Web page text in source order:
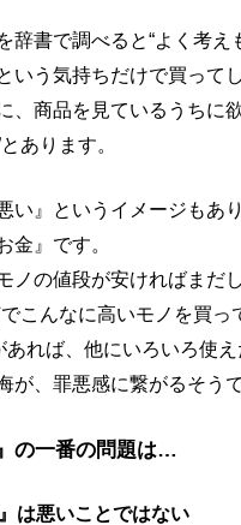
辞書で調べると“よく考
いう気持ちだけで買って
、商品を見ているうちに
あります。
い』というイメージもあ
金』です。
ノの値段が安ければまだ
こんなに高いモノを買っ
あれば、他にいろいろ使
が、罪悪感に繋がるそうで
の一番の問題は…
は悪いことではない